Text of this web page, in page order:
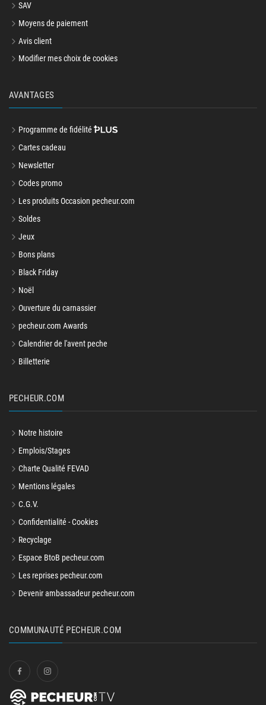
SAV
Moyens de paiement
Avis client
Modifier mes choix de cookies
AVANTAGES
Programme de fidélité
Cartes cadeau
Newsletter
Codes promo
Les produits Occasion pecheur.com
Soldes
Jeux
Bons plans
Black Friday
Noël
Ouverture du carnassier
pecheur.com Awards
Calendrier de l'avent peche
Billetterie
PECHEUR.COM
Notre histoire
Emplois/Stages
Charte Qualité FEVAD
Mentions légales
C.G.V.
Confidentialité - Cookies
Recyclage
Espace BtoB pecheur.com
Les reprises pecheur.com
Devenir ambassadeur pecheur.com
COMMUNAUTÉ PECHEUR.COM